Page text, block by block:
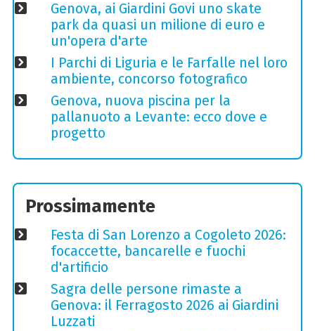
Genova, ai Giardini Govi uno skate
park da quasi un milione di euro e
un'opera d'arte
I Parchi di Liguria e le Farfalle nel loro
ambiente, concorso fotografico
Genova, nuova piscina per la
pallanuoto a Levante: ecco dove e
progetto
Prossimamente
Festa di San Lorenzo a Cogoleto 2026:
focaccette, bancarelle e fuochi
d'artificio
Sagra delle persone rimaste a
Genova: il Ferragosto 2026 ai Giardini
Luzzati